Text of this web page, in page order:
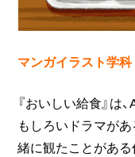
マンガイラスト学
『おいしい給食』は
もしろいドラマが
緒に観たことがある